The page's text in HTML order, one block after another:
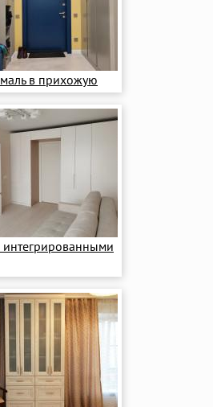
в прихожую
интегрированными